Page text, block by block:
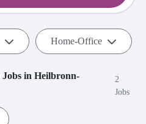
Home-Office
Jobs in Heilbronn-
2
Jobs